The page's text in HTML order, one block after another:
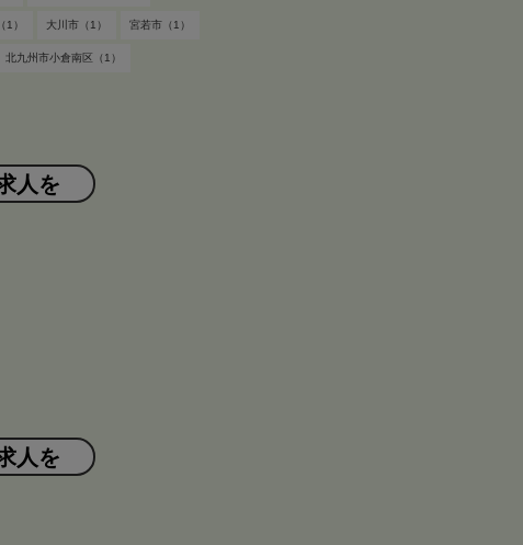
1） 大川市（1） 宮若市（1）
北九州市小倉南区（1）
人を
人を